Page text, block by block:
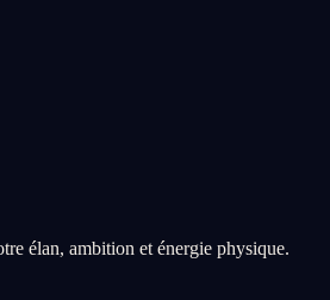
élan, ambition et énergie physique.